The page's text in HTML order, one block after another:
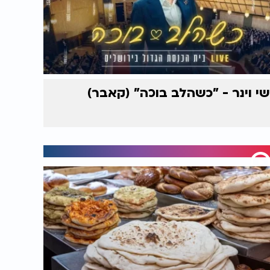
שי וינר - "כשהלב בוכה" (קאבר)